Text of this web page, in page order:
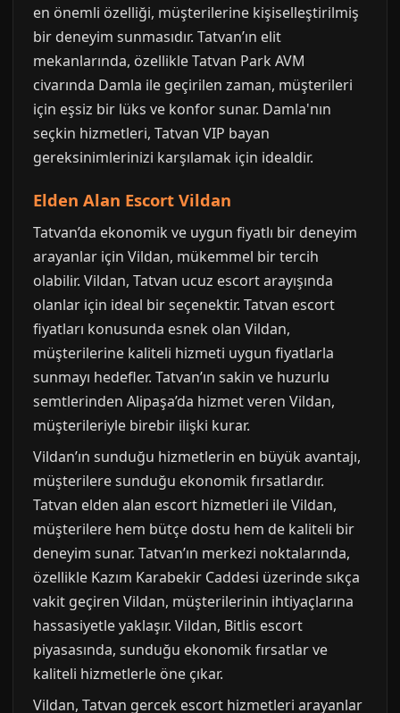
en önemli özelliği, müşterilerine kişiselleştirilmiş
bir deneyim sunmasıdır. Tatvan’ın elit
mekanlarında, özellikle Tatvan Park AVM
civarında Damla ile geçirilen zaman, müşterileri
için eşsiz bir lüks ve konfor sunar. Damla'nın
seçkin hizmetleri, Tatvan VIP bayan
gereksinimlerinizi karşılamak için idealdir.
Elden Alan Escort Vildan
Tatvan’da ekonomik ve uygun fiyatlı bir deneyim
arayanlar için Vildan, mükemmel bir tercih
olabilir. Vildan, Tatvan ucuz escort arayışında
olanlar için ideal bir seçenektir. Tatvan escort
fiyatları konusunda esnek olan Vildan,
müşterilerine kaliteli hizmeti uygun fiyatlarla
sunmayı hedefler. Tatvan’ın sakin ve huzurlu
semtlerinden Alipaşa’da hizmet veren Vildan,
müşterileriyle birebir ilişki kurar.
Vildan’ın sunduğu hizmetlerin en büyük avantajı,
müşterilere sunduğu ekonomik fırsatlardır.
Tatvan elden alan escort hizmetleri ile Vildan,
müşterilere hem bütçe dostu hem de kaliteli bir
deneyim sunar. Tatvan’ın merkezi noktalarında,
özellikle Kazım Karabekir Caddesi üzerinde sıkça
vakit geçiren Vildan, müşterilerinin ihtiyaçlarına
hassasiyetle yaklaşır. Vildan, Bitlis escort
piyasasında, sunduğu ekonomik fırsatlar ve
kaliteli hizmetlerle öne çıkar.
Vildan, Tatvan gercek escort hizmetleri arayanlar